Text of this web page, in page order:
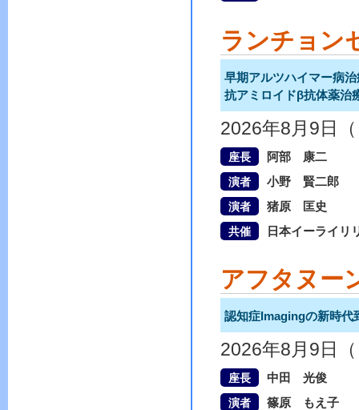
ランチョン
早期アルツハイマー病
抗アミロイドβ抗体薬治
2026年8月9日
座長 阿部 康二
演者 小野 賢二郎
演者 猪原 匡史
共催 日本イーライリ
アフタヌー
認知症Imagingの新時代
2026年8月9日
座長 中田 光俊
演者 篠原 もえ子